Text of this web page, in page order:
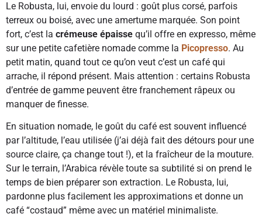
Le Robusta, lui, envoie du lourd : goût plus corsé, parfois
terreux ou boisé, avec une amertume marquée. Son point
fort, c’est la crémeuse épaisse qu’il offre en expresso, même
sur une petite cafetière nomade comme la Picopresso. Au
petit matin, quand tout ce qu’on veut c’est un café qui
arrache, il répond présent. Mais attention : certains Robusta
d’entrée de gamme peuvent être franchement râpeux ou
manquer de finesse.
En situation nomade, le goût du café est souvent influencé
par l’altitude, l’eau utilisée (j’ai déjà fait des détours pour une
source claire, ça change tout !), et la fraîcheur de la mouture.
Sur le terrain, l’Arabica révèle toute sa subtilité si on prend le
temps de bien préparer son extraction. Le Robusta, lui,
pardonne plus facilement les approximations et donne un
café “costaud” même avec un matériel minimaliste.